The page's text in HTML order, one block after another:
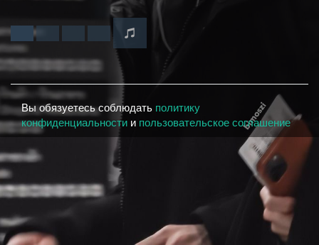
Вы обязуетесь соблюдать политику
конфиденциальности и пользовательское соглашение